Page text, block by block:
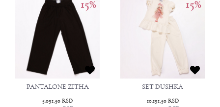
15%
PANTALONE ZITHA
5.091,50 RSD
15%
SET DUSHKA
10.191,50 RSD